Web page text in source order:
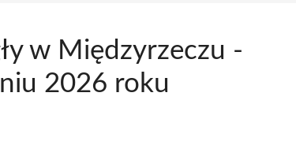
w Międzyrzeczu -
2026 roku